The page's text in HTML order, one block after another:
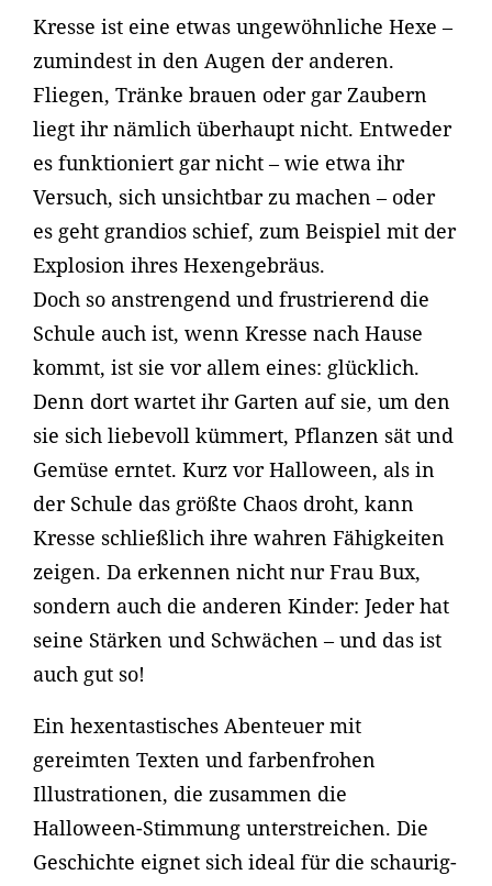
Kresse ist eine etwas ungewöhnliche Hexe –
zumindest in den Augen der anderen.
Fliegen, Tränke brauen oder gar Zaubern
liegt ihr nämlich überhaupt nicht. Entweder
es funktioniert gar nicht – wie etwa ihr
Versuch, sich unsichtbar zu machen – oder
es geht grandios schief, zum Beispiel mit der
Explosion ihres Hexengebräus.
Doch so anstrengend und frustrierend die
Schule auch ist, wenn Kresse nach Hause
kommt, ist sie vor allem eines: glücklich.
Denn dort wartet ihr Garten auf sie, um den
sie sich liebevoll kümmert, Pflanzen sät und
Gemüse erntet. Kurz vor Halloween, als in
der Schule das größte Chaos droht, kann
Kresse schließlich ihre wahren Fähigkeiten
zeigen. Da erkennen nicht nur Frau Bux,
sondern auch die anderen Kinder: Jeder hat
seine Stärken und Schwächen – und das ist
auch gut so!
Ein hexentastisches Abenteuer mit
gereimten Texten und farbenfrohen
Illustrationen, die zusammen die
Halloween-Stimmung unterstreichen. Die
Geschichte eignet sich ideal für die schaurig-